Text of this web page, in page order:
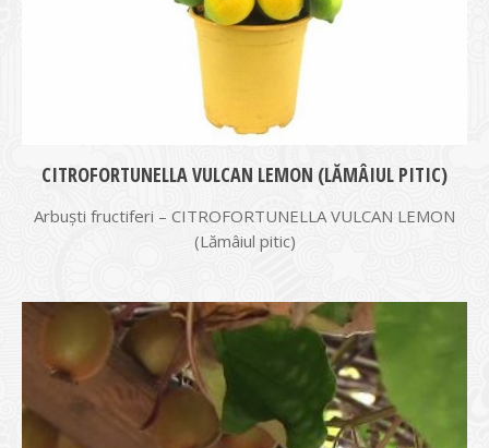
CITROFORTUNELLA VULCAN LEMON (LĂMÂIUL PITIC)
Arbuști fructiferi – CITROFORTUNELLA VULCAN LEMON
(Lămâiul pitic)